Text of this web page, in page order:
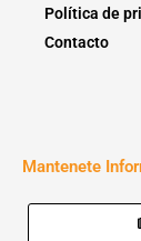
Política de
Contacto
Mantenete